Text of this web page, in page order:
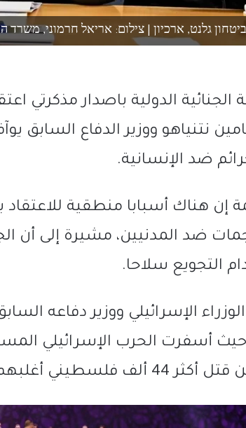
גלנט, ארכיון | צילום: אריאל חרמוני, משרד
الدولية باصدار مذكرتي
نتنياهو ووزير الدفاع السابق
ضد الإنسانية.
إن هناك أسبابا منطقية للاعتقاد
ضد المدنيين، مشيرة إلى أن
التجويع سلاحا.
الإسرائيلي ووزير دفاعه
أسفرت الحرب الإسرائيلي
أغلبهم نساء وأطفال.